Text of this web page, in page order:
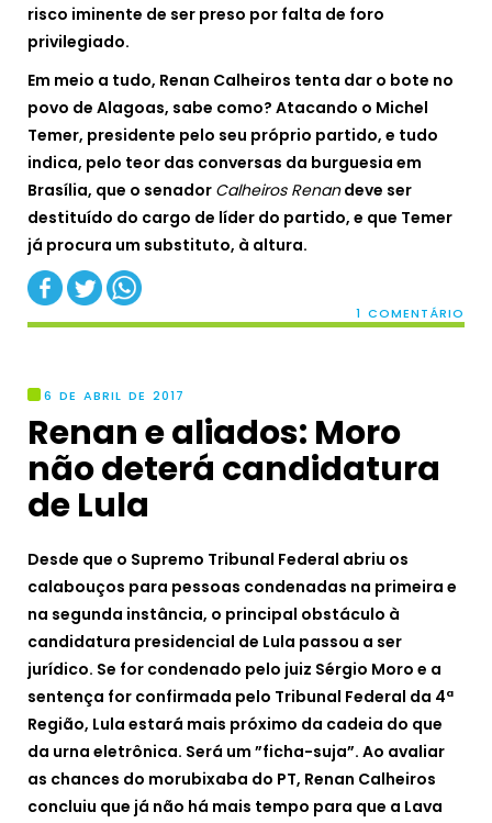
risco iminente de ser preso por falta de foro
privilegiado.
Em meio a tudo, Renan Calheiros tenta dar o bote no
povo de Alagoas, sabe como? Atacando o Michel
Temer, presidente pelo seu próprio partido, e tudo
indica, pelo teor das conversas da burguesia em
Brasília, que o senador Calheiros Renandeve ser
destituído do cargo de líder do partido, e que Temer
já procura um substituto, à altura.
1 COMENTÁRIO
6 DE ABRIL DE 2017
Renan e aliados: Moro
não deterá candidatura
de Lula
Desde que o Supremo Tribunal Federal abriu os
calabouços para pessoas condenadas na primeira e
na segunda instância, o principal obstáculo à
candidatura presidencial de Lula passou a ser
jurídico. Se for condenado pelo juiz Sérgio Moro e a
sentença for confirmada pelo Tribunal Federal da 4ª
Região, Lula estará mais próximo da cadeia do que
da urna eletrônica. Será um ”ficha-suja”. Ao avaliar
as chances do morubixaba do PT, Renan Calheiros
concluiu que já não há mais tempo para que a Lava